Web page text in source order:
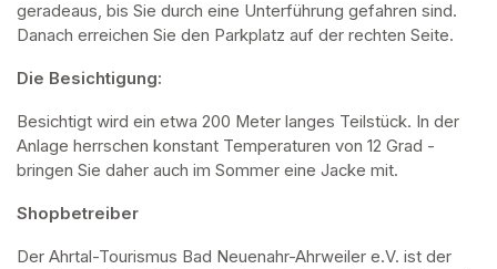
geradeaus, bis Sie durch eine Unterführung gefahren sind.
Danach erreichen Sie den Parkplatz auf der rechten Seite.
Die Besichtigung:
Besichtigt wird ein etwa 200 Meter langes Teilstück. In der
Anlage herrschen konstant Temperaturen von 12 Grad -
bringen Sie daher auch im Sommer eine Jacke mit.
Shopbetreiber
Der Ahrtal-Tourismus Bad Neuenahr-Ahrweiler e.V. ist der